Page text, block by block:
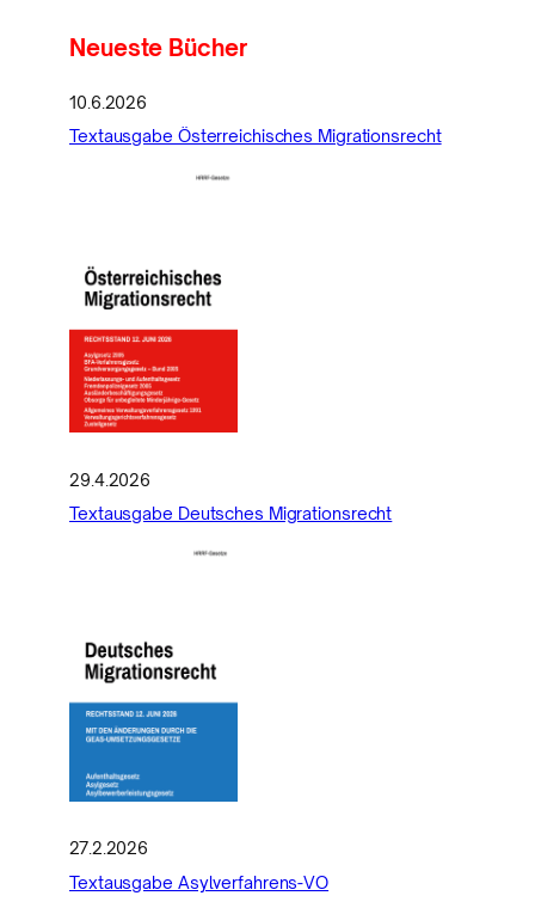
Neueste Bücher
10.6.2026
Textausgabe Österreichisches Migrationsrecht
29.4.2026
Textausgabe Deutsches Migrationsrecht
27.2.2026
Textausgabe Asylverfahrens-VO